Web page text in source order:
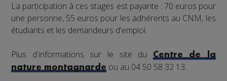
La participation à ces stages est payante : 70 euros pour
une personne, 55 euros pour les adhérents au CNM, les
étudiants et les demandeurs d'emploi.
Plus d'informations sur le site du
Centre de la
nature montagnarde ou au 04 50 58 32 13.